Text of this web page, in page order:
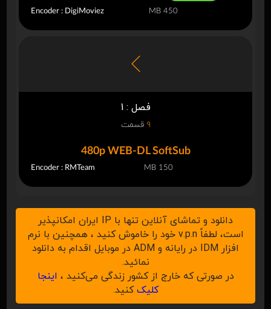
Encoder : DigiMoviez 450 MB
فصل : 1
9 قسمت
480p WEB-DL SoftSub
Encoder : RMTeam 150 MB
دانلود و تماشای آنلاین تنها با IP ایران امکانپذیر
است، لطفاً v.p.n خود را خاموش کنید ، همچنین با نرم
افزار IDM در رایانه و ADM در موبایل اقدام به دانلود
نمائید.
در صورتی که خارج از کشور زندگی می‌کنید ، اینجا
کلیککنید.